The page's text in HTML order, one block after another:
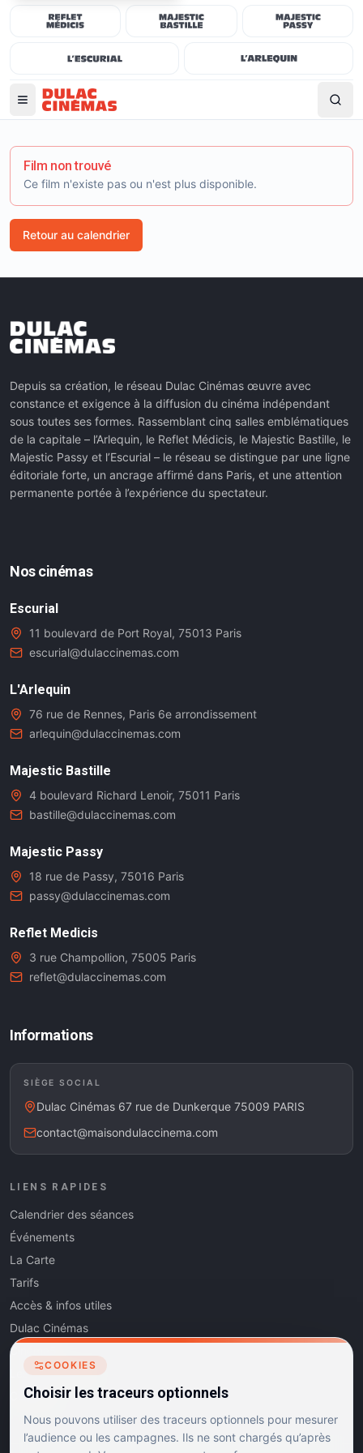
Film non trouvé
Ce film n'existe pas ou n'est plus disponible.
Retour au calendrier
Depuis sa création, le réseau Dulac Cinémas œuvre avec
constance et exigence à la diffusion du cinéma indépendant
sous toutes ses formes. Rassemblant cinq salles emblématiques
de la capitale – l’Arlequin, le Reflet Médicis, le Majestic Bastille, le
Majestic Passy et l’Escurial – le réseau se distingue par une ligne
éditoriale forte, un ancrage affirmé dans Paris, et une attention
permanente portée à l’expérience du spectateur.
Nos cinémas
Escurial
11 boulevard de Port Royal, 75013 Paris
escurial@dulaccinemas.com
L'Arlequin
76 rue de Rennes, Paris 6e arrondissement
arlequin@dulaccinemas.com
Majestic Bastille
4 boulevard Richard Lenoir, 75011 Paris
bastille@dulaccinemas.com
Majestic Passy
18 rue de Passy, 75016 Paris
passy@dulaccinemas.com
Reflet Medicis
3 rue Champollion, 75005 Paris
reflet@dulaccinemas.com
Informations
SIÈGE SOCIAL
Dulac Cinémas 67 rue de Dunkerque 75009 PARIS
contact@maisondulaccinema.com
LIENS RAPIDES
Calendrier des séances
Événements
La Carte
Tarifs
Accès & infos utiles
Dulac Cinémas
Cinéma5
Les Dits de l'Art
Contact
COOKIES
Choisir les traceurs optionnels
Nous pouvons utiliser des traceurs optionnels pour mesurer
l’audience ou les campagnes. Ils ne sont chargés qu’après